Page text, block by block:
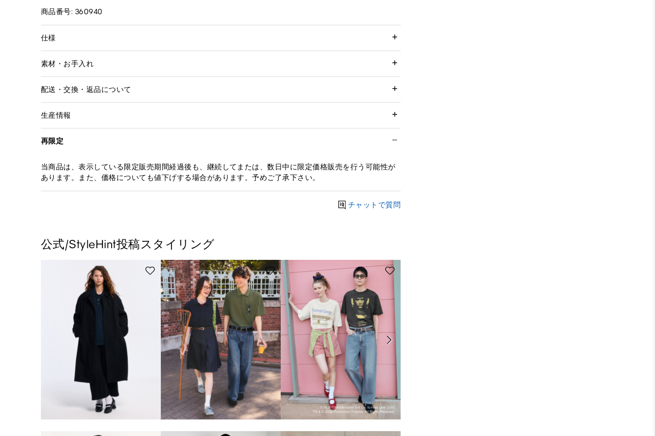
商品番号: 360940
仕様
素材・お手入れ
配送・交換・返品について
生産情報
再限定
当商品は、表示している限定販売期間経過後も、継続してまたは、数日中に限定価格販売を行う可能性が
あります。また、価格についても値下げする場合があります。予めご了承下さい。
チャットで質問
公式/StyleHint投稿スタイリング